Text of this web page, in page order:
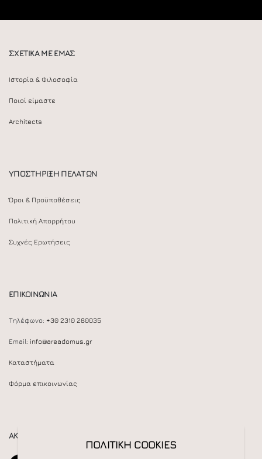
ΣΧΕΤΙΚΑ ΜΕ ΕΜΑΣ
Ιστορία & Φιλοσοφία
Ποιοί είμαστε
Architects
ΥΠΟΣΤΗΡΙΞΗ ΠΕΛΑΤΩΝ
Όροι & Προϋποθέσεις
Πολιτική Απορρήτου
Συχνές Ερωτήσεις
ΕΠΙΚΟΙΝΩΝΙΑ
Τηλέφωνο: +30 2310 280035
Email: info@areadomus.gr
Καταστήματα
Φόρμα επικοινωνίας
ΑΚΟΛΟΥΘΕΙΣΤΕ ΜΑΣ
ΠΟΛΙΤΙΚΗ COOKIES